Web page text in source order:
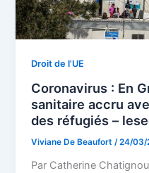
Droit de l'UE
Coronavirus : En
sanitaire accru
des réfugiés –
Viviane De Beaufort /24/03/
Par Catherine